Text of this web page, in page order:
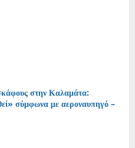
στην Καλαμάτα:
σύμφωνα με αεροναυπηγό –